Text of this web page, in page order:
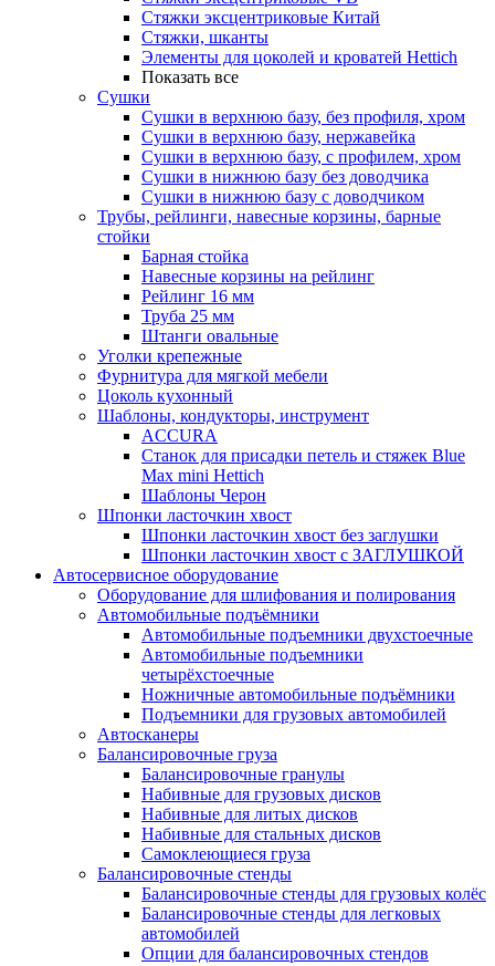
Стяжки эксцентриковые Китай
Стяжки, шканты
Элементы для цоколей и кроватей Hettich
Показать все
Сушки
Сушки в верхнюю базу, без профиля, хром
Сушки в верхнюю базу, нержавейка
Сушки в верхнюю базу, с профилем, хром
Сушки в нижнюю базу без доводчика
Сушки в нижнюю базу с доводчиком
Трубы, рейлинги, навесные корзины, барные
стойки
Барная стойка
Навесные корзины на рейлинг
Рейлинг 16 мм
Труба 25 мм
Штанги овальные
Уголки крепежные
Фурнитура для мягкой мебели
Цоколь кухонный
Шаблоны, кондукторы, инструмент
ACCURA
Станок для присадки петель и стяжек Blue
Max mini Hettich
Шаблоны Черон
Шпонки ласточкин хвост
Шпонки ласточкин хвост без заглушки
Шпонки ласточкин хвост с ЗАГЛУШКОЙ
Автосервисное оборудование
Оборудование для шлифования и полирования
Автомобильные подъёмники
Автомобильные подъемники двухстоечные
Автомобильные подъемники
четырёхстоечные
Ножничные автомобильные подъёмники
Подъемники для грузовых автомобилей
Автосканеры
Балансировочные груза
Балансировочные гранулы
Набивные для грузовых дисков
Набивные для литых дисков
Набивные для стальных дисков
Самоклеющиеся груза
Балансировочные стенды
Балансировочные стенды для грузовых колёс
Балансировочные стенды для легковых
автомобилей
Опции для балансировочных стендов